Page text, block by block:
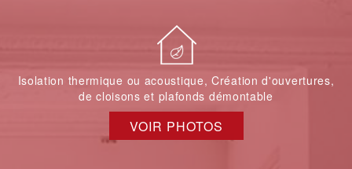
Isolation thermique ou acoustique, Création d'ouvertures,
de cloisons et plafonds démontable
VOIR PHOTOS